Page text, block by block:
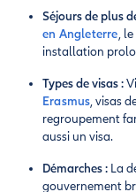
Séjours de plus
en Angleterre,
installation
Types de visas :
Erasmus, visas
regroupement
aussi un visa.
Démarches : La
gouvernement